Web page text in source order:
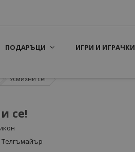
ПОДАРЪЦИ ИГРИ И ИГРАЧКИ
Усмихни се!
се!
Телгъмайър